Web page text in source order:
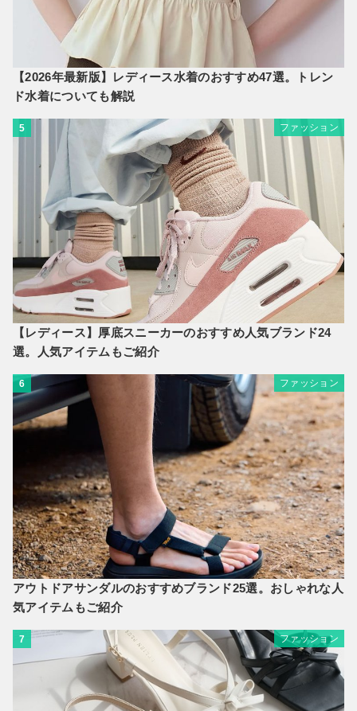
【2026年最新版】レディース水着のおすすめ47選。トレン
ド水着についても解説
5 ファッション
【レディース】厚底スニーカーのおすすめ人気ブランド24
選。人気アイテムもご紹介
6 ファッション
アウトドアサンダルのおすすめブランド25選。おしゃれな人
気アイテムもご紹介
7 ファッション